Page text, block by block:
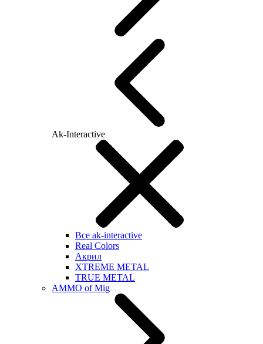
Ak-Interactive
Все ak-interactive
Real Colors
Акрил
XTREME METAL
TRUE METAL
AMMO of Mig